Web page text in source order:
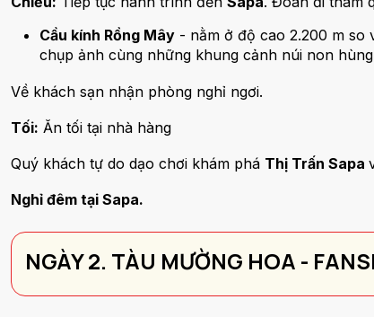
Cầu kính Rồng Mây - nằm ở độ cao 2.200 m so
chụp ảnh cùng những khung cảnh núi non
Về khách sạn nhận phòng nghỉ ngơi.
Tối: Ăn tối tại nhà hàng
Quý khách tự do dạo chơi khám phá Thị Trấn Sapa
Nghỉ đêm tại Sapa.
NGÀY 2. TÀU MƯỜNG HOA -